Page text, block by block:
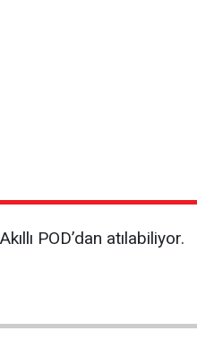
POD’dan atılabiliyor.